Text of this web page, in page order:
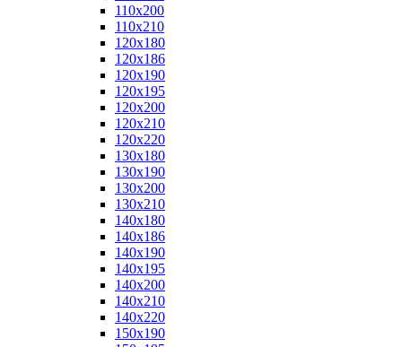
110x200
110x210
120x180
120x186
120x190
120x195
120x200
120x210
120x220
130x180
130x190
130x200
130x210
140x180
140x186
140x190
140x195
140x200
140x210
140x220
150x190